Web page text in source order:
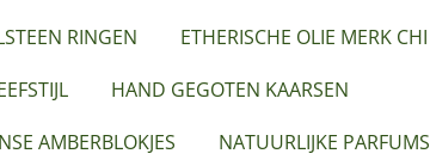
RINGEN
ETHERISCHE OLIE MERK CHI
HAND GEGOTEN KAARSEN
AMBERBLOKJES
NATUURLIJKE PARFUMS